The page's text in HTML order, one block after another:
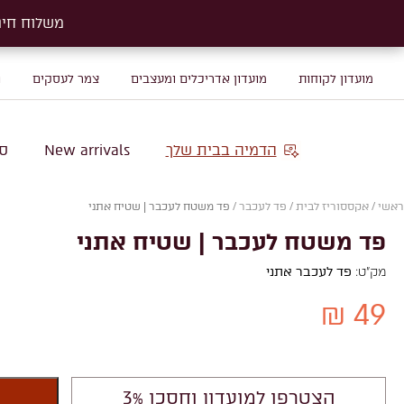
מועדון לקוחות מועדון אדריכלים ומעצבים צמר לעסקים
הדמיה בבית שלך New arrivals
ראשי / אקססוריז לבית / פד לעכבר / פד משטח לעכבר | שטיח אתני
פד משטח לעכבר | שטיח אתני
מק"ט: פד לעכבר אתני
49 ₪
הצטרפו למועדון וחסכו 3%
משלוח חינם על
משלוח חינם על